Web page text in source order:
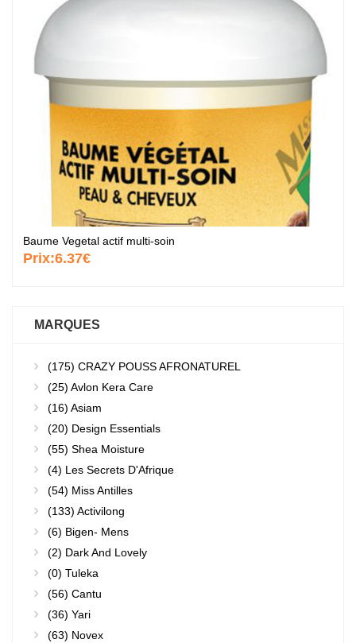
Baume Vegetal actif multi-soin
Prix:6.37€
MARQUES
(175) CRAZY POUSS AFRONATUREL
(25) Avlon Kera Care
(16) Asiam
(20) Design Essentials
(55) Shea Moisture
(4) Les Secrets D'Afrique
(54) Miss Antilles
(133) Activilong
(6) Bigen- Mens
(2) Dark And Lovely
(0) Tuleka
(56) Cantu
(36) Yari
(63) Novex